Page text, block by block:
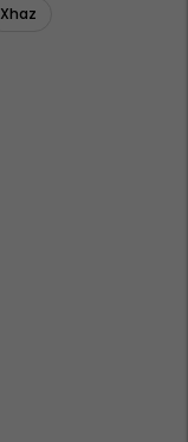
Xhaz